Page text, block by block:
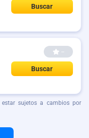
Buscar
--
Buscar
estar sujetos a cambios por